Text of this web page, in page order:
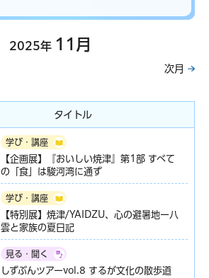
2025年 11月
次月
タイトル
学び・講座
【企画展】『おいしい焼津』第1部 すべて
の「食」は駿河湾に通ず
学び・講座
【特別展】焼津/YAIDZU、心の避暑地ー八
雲と家族の夏日記
見る・聞く
しずぶんツアーvol.8 するが文化の散歩道